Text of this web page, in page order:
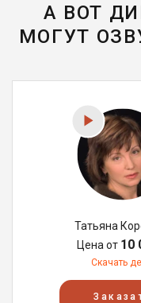
А ВОТ
МОГУТ
Татьяна
Цена от 10
Скачать